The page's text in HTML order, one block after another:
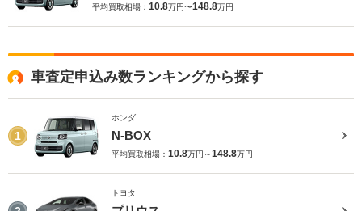
平均買取相場： 10.8万円〜148.8万円
車査定申込み数ランキングから探す
1
ホンダ
N-BOX
平均買取相場： 10.8万円～148.8万円
トヨタ